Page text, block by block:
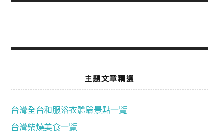
主題文章精選
台灣全台和服浴衣體驗景點一覽
台灣柴燒美食一覽